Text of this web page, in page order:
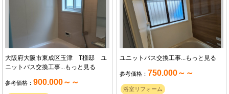
大阪府大阪市東成区玉津 T様邸 ユ
ニットバス交換工事...もっと見る
参考価格：900.000～～
ユニットバス交換工事...もっと見る
参考価格： 750.000～～
浴室リフォーム